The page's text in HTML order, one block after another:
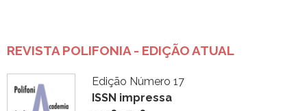
REVISTA POLIFONIA - EDIÇÃO ATUAL
Edição Número 17
ISSN impressa